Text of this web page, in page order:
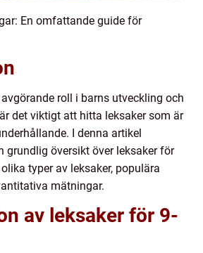
En omfattande guide för
roll i barns utveckling och
det viktigt att hitta leksaker som är
I denna artikel
grundlig översikt över leksaker för
typer av leksaker, populära
mätningar.
av leksaker för 9-